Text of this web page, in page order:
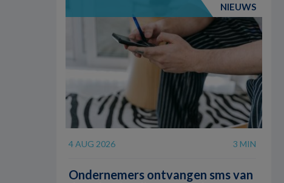
NIEUWS
4 AUG 2026 3 MIN
Ondernemers ontvangen sms van